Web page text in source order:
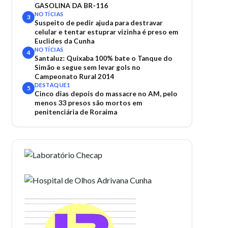
GASOLINA DA BR-116
3 NOTÍCIAS
Suspeito de pedir ajuda para destravar
celular e tentar estuprar vizinha é preso em
Euclides da Cunha
4 NOTÍCIAS
Santaluz: Quixaba 100% bate o Tanque do
Simão e segue sem levar gols no
Campeonato Rural 2014
5 DESTAQUE1
Cinco dias depois do massacre no AM, pelo
menos 33 presos são mortos em
penitenciária de Roraima